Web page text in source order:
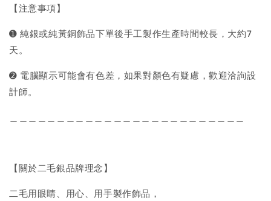
【注意事項】
➊ 純銀或純黃銅飾品下單後手工製作生產時間較長，大約7
天。
➋ 電腦顯示可能會有色差，如果對顏色有疑慮，歡迎洽詢設
計師。
【關於二毛銀品牌理念】
二毛用眼睛、用心、用手製作飾品，